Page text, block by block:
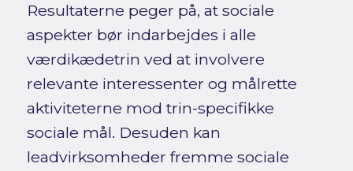
Resultaterne peger på, at sociale
aspekter bør indarbejdes i alle
værdikædetrin ved at involvere
relevante interessenter og målrette
aktiviteterne mod trin-specifikke
sociale mål. Desuden kan
leadvirksomheder fremme sociale